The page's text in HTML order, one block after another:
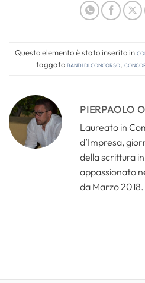
Questo elemento è stato inserito in
taggatobandi di concorso,
PIERPAOLO
Laureato in
d’Impresa,
della scrittura
appassionato
da Marzo 2018.